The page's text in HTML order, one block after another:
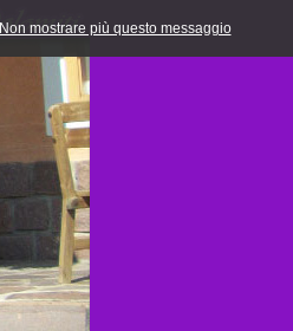
Non mostrare più questo messaggio